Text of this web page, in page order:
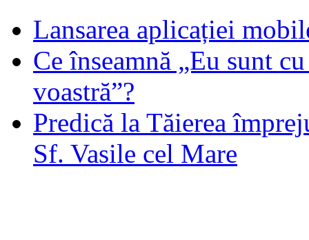
Lansarea aplicației
Ce înseamnă „Eu sunt
voastră”?
Predică la Tăierea
Sf. Vasile cel Mare